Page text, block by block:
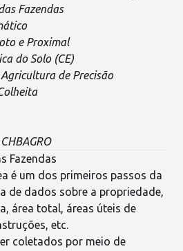
Fazendas
e Proximal
do Solo (CE)
de Precisão
Fazendas
é um dos primeiros passos da
de dados sobre a propriedade,
, área total, áreas úteis de
etc.
coletados por meio de